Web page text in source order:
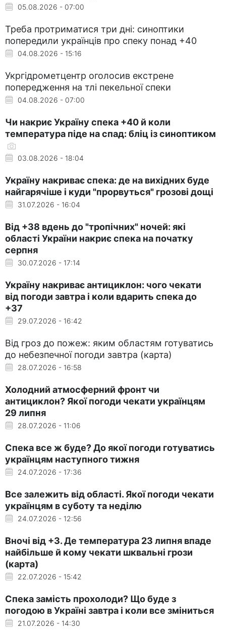
05.08.2026 - 07:00
Треба протриматися три дні: синоптики
попередили українців про спеку понад +40
04.08.2026 - 15:16
Укргідрометцентр оголосив екстрене
попередження на тлі пекельної спеки
04.08.2026 - 07:00
Чи накриє Україну спека +40 й коли
температура піде на спад: бліц із синоптиком
03.08.2026 - 18:04
Україну накриває спека: де на вихідних буде
найгарячіше і куди "прорвуться" грозові дощі
31.07.2026 - 16:04
Від +38 вдень до "тропічних" ночей: які
області України накриє спека на початку
серпня
30.07.2026 - 17:14
Україну накриває антициклон: чого чекати
від погоди завтра і коли вдарить спека до
+37
29.07.2026 - 16:42
Від гроз до пожеж: яким областям готуватись
до небезпечної погоди завтра (карта)
28.07.2026 - 16:58
Холодний атмосферний фронт чи
антициклон? Якої погоди чекати українцям
29 липня
28.07.2026 - 11:06
Спека все ж буде? До якої погоди готуватись
українцям наступного тижня
24.07.2026 - 17:36
Все залежить від області. Якої погоди чекати
українцям в суботу та неділю
24.07.2026 - 12:56
Вночі від +3. Де температура 23 липня впаде
найбільше й кому чекати шквальні грози
(карта)
22.07.2026 - 15:42
Спека замість прохолоди? Що буде з
погодою в Україні завтра і коли все зміниться
21.07.2026 - 14:30